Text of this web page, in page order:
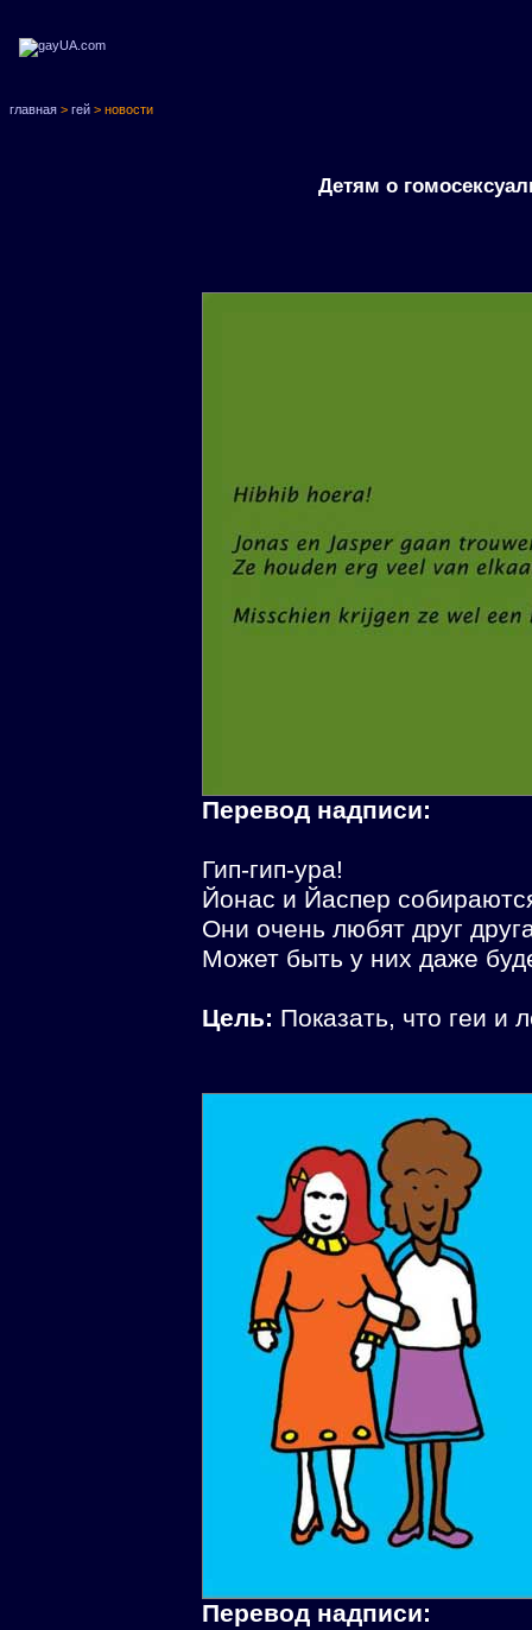
главная > гей > новости
Детям о
Перевод надписи:
Гип-гип-ура!
Йонас и Йаспер
Они очень любят друг
Может быть у них даже
Цель: Показать, что геи и
Перевод надписи: